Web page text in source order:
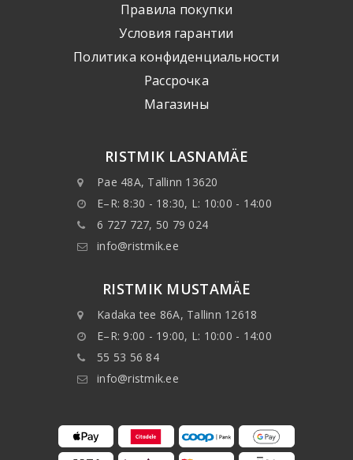
Правила покупки
Условия гарантии
Политика конфиденциальности
Рассрочка
Mагазины
RISTMIK LASNAMÄE
Pae 48A, Tallinn 13620
E–R: 8:30 - 18:30, L: 10:00 - 14:00
6 727 727, 50 79 024
info@ristmik.ee
RISTMIK MUSTAMÄE
Kadaka tee 86A, Tallinn 12618
E–R: 9:00 - 19:00, L: 10:00 - 14:00
55 53 56 84
info@ristmik.ee